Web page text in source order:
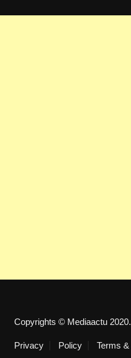
Copyrights © Mediaactu
Privacy Policy Terms